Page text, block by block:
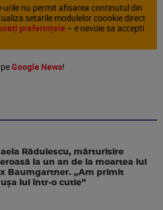
urile nu permit afisarea continutul din
setarile modulelor coookie direct
preferințele – e nevoie sa accepti
Google News!
Rădulescu, mărturisire
la un an de la moartea lui
Baumgartner. „Am primit
lui într-o cutie”